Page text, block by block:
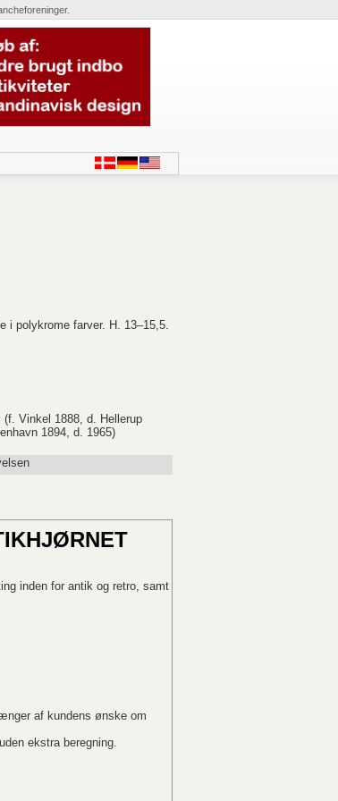
i polykrome farver. H. 13–15,5.
(f. Vinkel 1888, d. Hellerup
1894, d. 1965)
inden for antik og retro, samt
af kundens ønske om
ekstra beregning.